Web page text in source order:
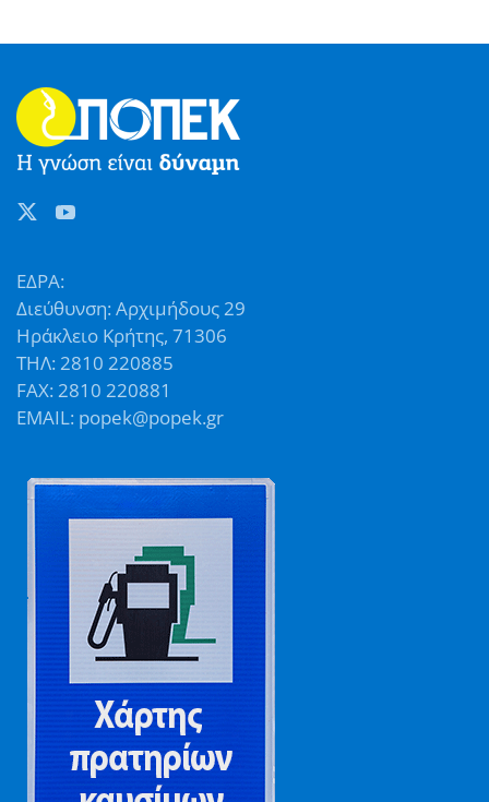
ΕΔΡΑ:
Διεύθυνση: Αρχιμήδους 29
Ηράκλειο Κρήτης, 71306
ΤΗΛ: 2810 220885
FAX: 2810 220881
EMAIL: popek@popek.gr